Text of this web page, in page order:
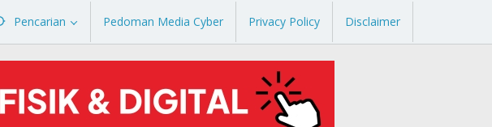
Pencarian Pedoman Media Cyber Privacy Policy Disclaimer